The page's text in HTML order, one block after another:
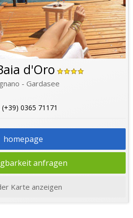
d'Oro
- Gardasee
(+39) 0365 71171
homepage
anfragen
Karte anzeigen